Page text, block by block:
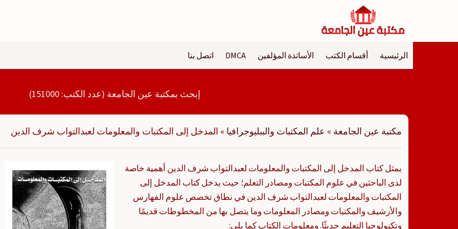
الرئيسية أقسام الكتب الأساتذة المؤلفين DMCA اتصل بنا
إبحث بمكتبة عين الجامعة (عدد الكتب: 151000)
مكتبة عين الجامعة » علم المكتبات والببليوجرافيا » المدخل إلى المكتبات والمعلومات لعبدالتواب شرف الدين
يمثل كتاب المدخل إلى المكتبات والمعلومات لعبدالتواب شرف الدين أهمية خاصة
لدى الباحثين في علوم المكتبات ومصادر التعلم؛ حيث يدخل كتاب المدخل إلى
المكتبات والمعلومات لعبدالتواب شرف الدين في نطاق تخصص علوم الفهارس
والأرشيف والمكتبات ومصادر المعلومات وما يتصل بها من المخطوطات قديمًا
وتكنولوجيا التعليم حديثًا. ومعلومات الكتاب كما يلي: